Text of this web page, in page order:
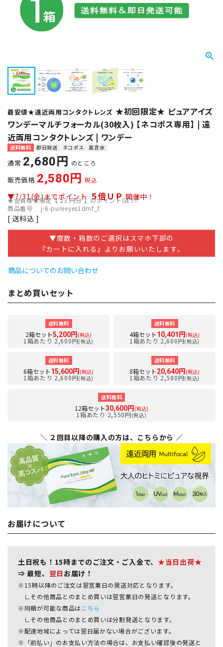
最安値★遠近両用コンタクトレンズ ★初回限定★ ピュアアイズ
ワンデーマルチフォーカル(30枚入) 【ネコポス専用】 | 遠
近両用コンタクトレンズ | ワンデー
送料無料 即日発送 ネコポス 高含水
通常 2,680 のところ
販売価格 2,580 税込
▼7/31(金)までポイント ５倍ＵＰ開催中！
★会員様★限定【 23 円分 】のポイントGET!!
商品番号
j-6-pureeyes1dmf_f
送料込
▼度数・箱数のご選択はスマホ下部の
『カートに入れる』よりお願いいたします。
商品についてのお問い合わせ
まとめ買いセット
送料無料
2箱セット5,200円 (税込)
1箱あたり 2,600円(税込)
送料無料
4箱セット10,401円 (税込)
1箱あたり 2,600円(税込)
送料無料
6箱セット15,600円 (税込)
1箱あたり 2,600円(税込)
送料無料
8箱セット20,640円 (税込)
1箱あたり 2,580円(税込)
送料無料
12箱セット30,600円 (税込)
1箱あたり 2,550円(税込)
＼ ２回目以降の購入の方は、こちらから ／
お届けについて
土日祝も！15時までのご注文・ご入金で、 ★当日出荷★
⇒ 最短、 翌日 お届け！
※15時以降のご注文は翌営業日の発送対応となります。
∟その他商品とのまとめ買いは翌営業日の発送となります。
※同梱が可能な商品はこちら
∟その他商品とのまとめ買いは分割発送となります。
※配達地域によっては翌日届かない場合がございます。
※「前払い」のお支払い方法の場合は、お支払い確認後の発送と